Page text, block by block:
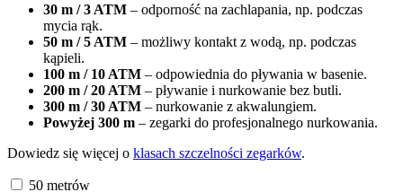
30 m / 3 ATM – odporność na zachlapania, np. podczas
mycia rąk.
50 m / 5 ATM – możliwy kontakt z wodą, np. podczas
kąpieli.
100 m / 10 ATM – odpowiednia do pływania w basenie.
200 m / 20 ATM – pływanie i nurkowanie bez butli.
300 m / 30 ATM – nurkowanie z akwalungiem.
Powyżej 300 m – zegarki do profesjonalnego nurkowania.
Dowiedz się więcej o klasach szczelności zegarków.
50 metrów